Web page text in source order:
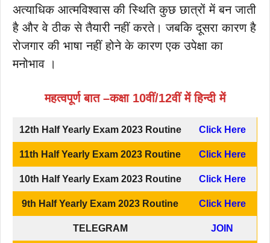
अत्याधिक आत्मविश्वास की स्थिति कुछ छात्रों में बन जाती
है और वे ठीक से तैयारी नहीं करते। जबकि दूसरा कारण है
रोजगार की भाषा नहीं होने के कारण एक उपेक्षा का
मनोभाव ।
महत्वपूर्ण बात –कक्षा 10वीं/12वीं में हिन्दी में
12th Half Yearly Exam 2023 Routine Click Here
11th Half Yearly Exam 2023 Routine Click Here
10th Half Yearly Exam 2023 Routine Click Here
9th Half Yearly Exam 2023 Routine Click Here
TELEGRAM JOIN